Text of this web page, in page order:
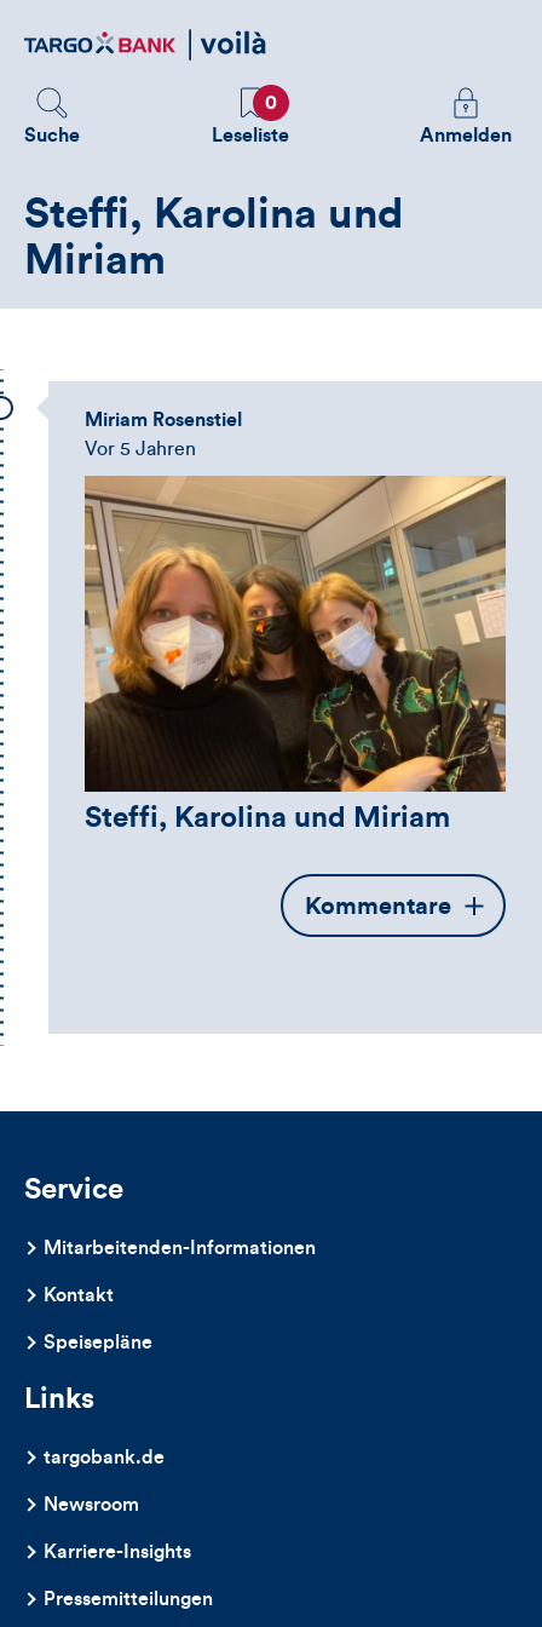
zum
Suche
Favoriten
0
Leseliste
Melden
Sie
Anmelden
Steffi, Karolina und
Miriam
Miriam Rosenstiel
Vor 5 Jahren
Steffi, Karolina und Miriam
Öffnet
die
Kommentare
Service
Mitarbeitenden-Informationen
Kontakt
Speisepläne
Links
targobank.de
Newsroom
Karriere-Insights
Pressemitteilungen